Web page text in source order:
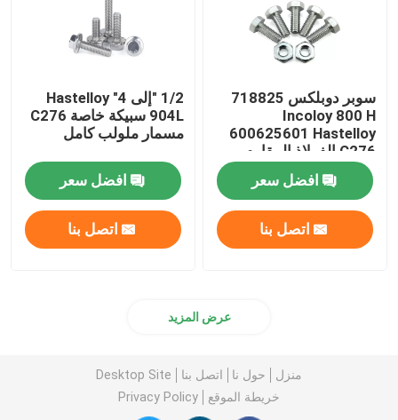
سوبر دوبلكس 718825
Incoloy 800 H
600625601 Hastelloy
C276 الفولاذ المقاوم
للصدأ الخاص 625
F468AC Hex Heavy
افضل سعر
اتصل بنا
1/2 "إلى 4" Hastelloy
904L سبيكة خاصة C276
مسمار ملولب كامل
افضل سعر
اتصل بنا
عرض المزيد
منزل حول نا اتصل بنا
Desktop Site
خريطة الموقع
Privacy Policy